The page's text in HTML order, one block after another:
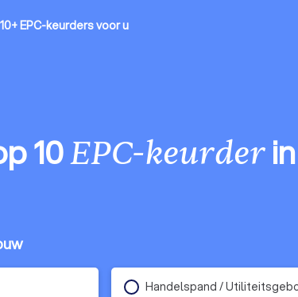
EPC-keurdersvoor u
10EPC-keurderin
Handelspand /